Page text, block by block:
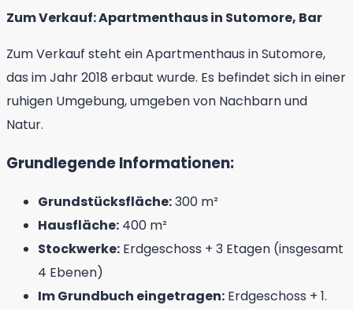
Zum Verkauf: Apartmenthaus in Sutomore, Bar
Zum Verkauf steht ein Apartmenthaus in Sutomore,
das im Jahr 2018 erbaut wurde. Es befindet sich in einer
ruhigen Umgebung, umgeben von Nachbarn und
Natur.
Grundlegende Informationen:
Grundstücksfläche:300 m²
Hausfläche: 400 m²
Stockwerke: Erdgeschoss + 3 Etagen (insgesamt
4 Ebenen)
Im Grundbuch eingetragen: Erdgeschoss + 1.